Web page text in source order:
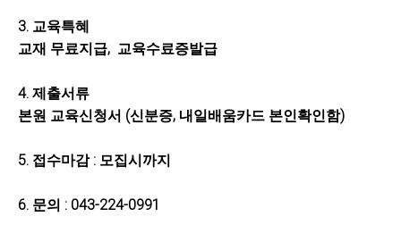
3. 교육특혜
교재 무료지급, 교육수료증발급
4. 제출서류
본원 교육신청서 (신분증, 내일배움카드 본인확인함)
5. 접수마감 : 모집시까지
6. 문의 : 043-224-0991